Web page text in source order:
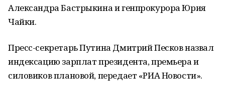
Александра Бастрыкина и генпрокурора Юрия
Чайки.
Пресс-секретарь Путина Дмитрий Песков назвал
индексацию зарплат президента, премьера и
силовиков плановой, передает «РИА Новости».